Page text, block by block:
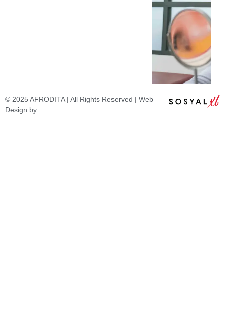
© 2025 AFRODITA | All Rights Reserved | Web
Design by